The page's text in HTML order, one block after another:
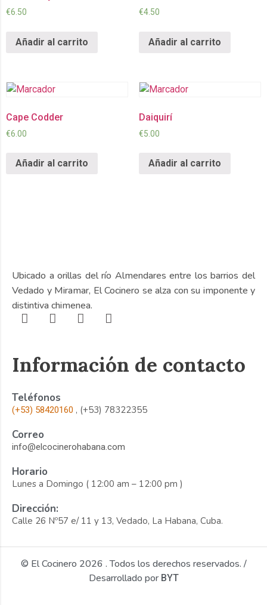
€6.50
Añadir al carrito
€4.50
Añadir al carrito
Cape Codder
€6.00
Añadir al carrito
Daiquirí
€5.00
Añadir al carrito
Ubicado a orillas del río Almendares entre los barrios del
Vedado y Miramar, El Cocinero se alza con su imponente y
distintiva chimenea.
Información de contacto
Teléfonos
(+53) 58420160 , (+53) 78322355
Correo
info@elcocinerohabana.com
Horario
Lunes a Domingo ( 12:00 am – 12:00 pm )
Dirección:
Calle 26 Nº57 e/ 11 y 13, Vedado, La Habana, Cuba.
© El Cocinero 2026 . Todos los derechos reservados. /
Desarrollado por BYT